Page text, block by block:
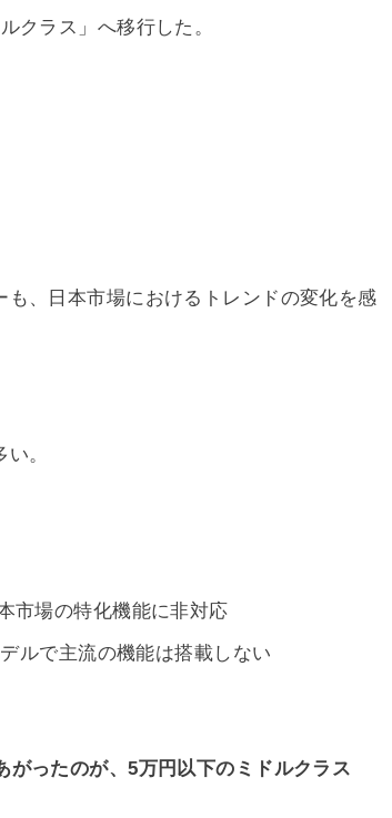
クラス」へ移行した。
、日本市場におけるトレンドの変化を感
。
市場の特化機能に非対応
ルで主流の機能は搭載しない
ったのが、5万円以下のミドルクラス